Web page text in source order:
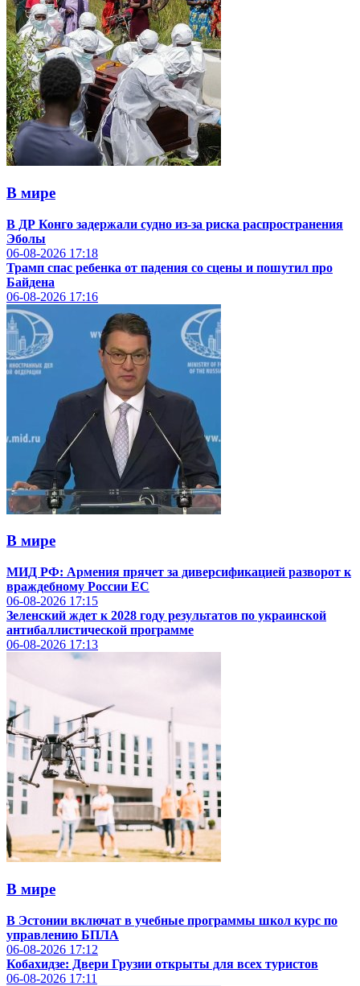
В мире
В ДР Конго задержали судно из-за риска распространения
Эболы
06-08-2026 17:18
Трамп спас ребенка от падения со сцены и пошутил про
Байдена
06-08-2026 17:16
В мире
МИД РФ: Армения прячет за диверсификацией разворот к
враждебному России ЕС
06-08-2026 17:15
Зеленский ждет к 2028 году результатов по украинской
антибаллистической программе
06-08-2026 17:13
В мире
В Эстонии включат в учебные программы школ курс по
управлению БПЛА
06-08-2026 17:12
Кобахидзе: Двери Грузии открыты для всех туристов
06-08-2026 17:11